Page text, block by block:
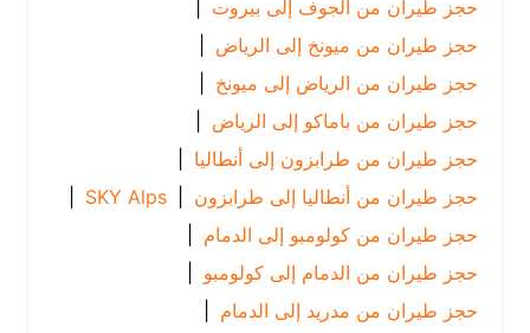
حجز طيران من الجوف إلى بيروت
|
حجز طيران من ميونخ إلى الرياض
|
حجز طيران من الرياض إلى ميونخ |
حجز طيران من باماكو إلى الرياض
|
حجز طيران من طرابزون إلى أنطاليا
|
حجز طيران من أنطاليا إلى طرابزون |
SKY Alps
|
حجز طيران من كولومبو إلى الدمام
|
حجز طيران من الدمام إلى كولومبو |
حجز طيران من مدريد إلى الدمام
|